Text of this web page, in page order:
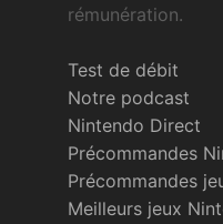
rémunération.
Test de débit
Notre podcast
Nintendo Direct
Précommandes
Précommandes
Meilleurs jeux